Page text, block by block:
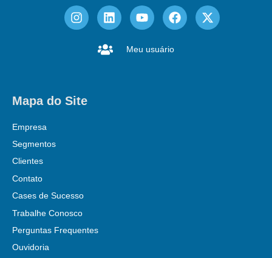
Meu usuário
Mapa do Site
Empresa
Segmentos
Clientes
Contato
Cases de Sucesso
Trabalhe Conosco
Perguntas Frequentes
Ouvidoria